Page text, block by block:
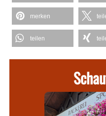
merken
teilen